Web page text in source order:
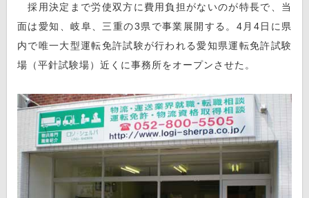
採用決定まで労使双方に費用負担がないのが特長で、当
面は愛知、岐阜、三重の3県で事業展開する。4月4日に県
内で唯一大型運転免許試験が行われる愛知県運転免許試験
場（平針試験場）近くに事務所をオープンさせた。